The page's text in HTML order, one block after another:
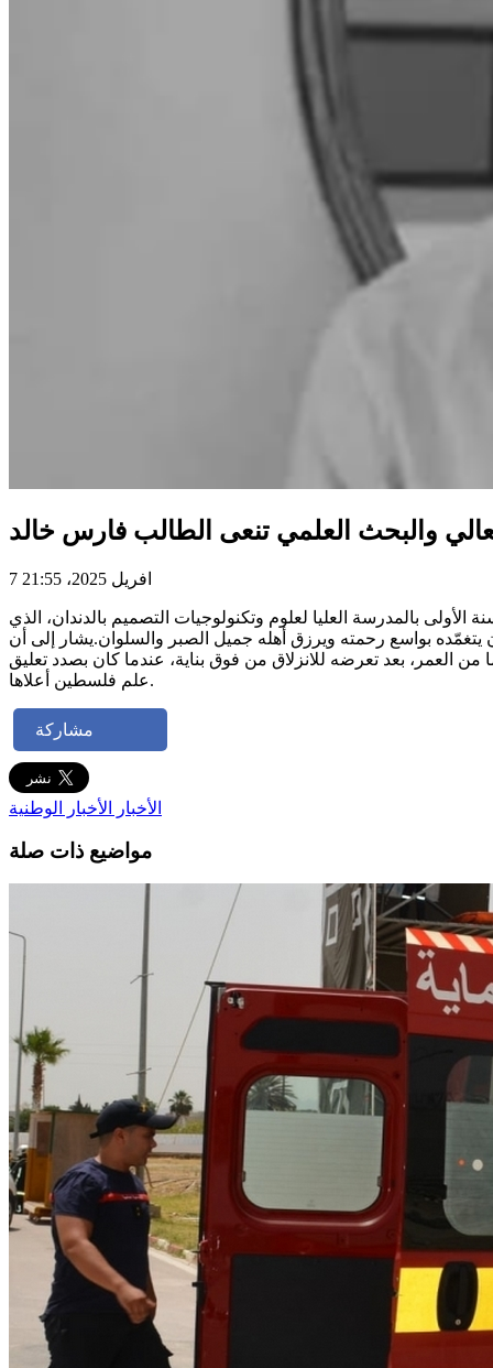
والبحث العلمي تنعى الطالب فارس خالد
7 افريل 2025، 21:55
وفاة الطالب فارس خالد المرسّم بالسنة الأولى بالمدرسة العليا لعلوم وتكنولوجيات التصميم بالدندان، الذي
يتغمّده بواسع رحمته ويرزق أهله جميل الصبر والسلوان.يشار إلى أن
لعلوم وتكنولوجيات التصميم بالدندان من ولاية منوبة، سجلت صبيحة الاثنين 07 أفريل 2025، حادث وفاة طالب يبلغ 21 عاما من العمر، بعد تعرضه للانزلاق من فوق بناية، عندما كان بصدد تعليق
علم فلسطين أعلاها.
مشاركة
الأخبار الأخبار الوطنية
مواضيع ذات صلة